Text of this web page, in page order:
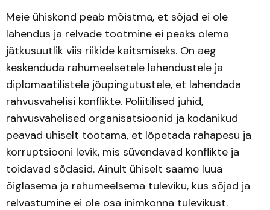
Meie ühiskond peab mõistma, et sõjad ei ole
lahendus ja relvade tootmine ei peaks olema
jätkusuutlik viis riikide kaitsmiseks. On aeg
keskenduda rahumeelsetele lahendustele ja
diplomaatilistele jõupingutustele, et lahendada
rahvusvahelisi konflikte. Poliitilised juhid,
rahvusvahelised organisatsioonid ja kodanikud
peavad ühiselt töötama, et lõpetada rahapesu ja
korruptsiooni levik, mis süvendavad konflikte ja
toidavad sõdasid. Ainult ühiselt saame luua
õiglasema ja rahumeelsema tuleviku, kus sõjad ja
relvastumine ei ole osa inimkonna tulevikust.